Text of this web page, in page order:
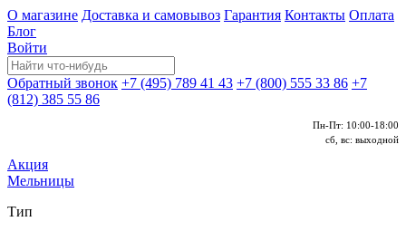
О магазине Доставка и самовывоз Гарантия Контакты Оплата
Блог
Войти
Обратный звонок +7 (495) 789 41 43 +7 (800) 555 33 86 +7
(812) 385 55 86
Пн-Пт: 10:00-18:00
сб, вс: выходной
Акция
Мельницы
Тип